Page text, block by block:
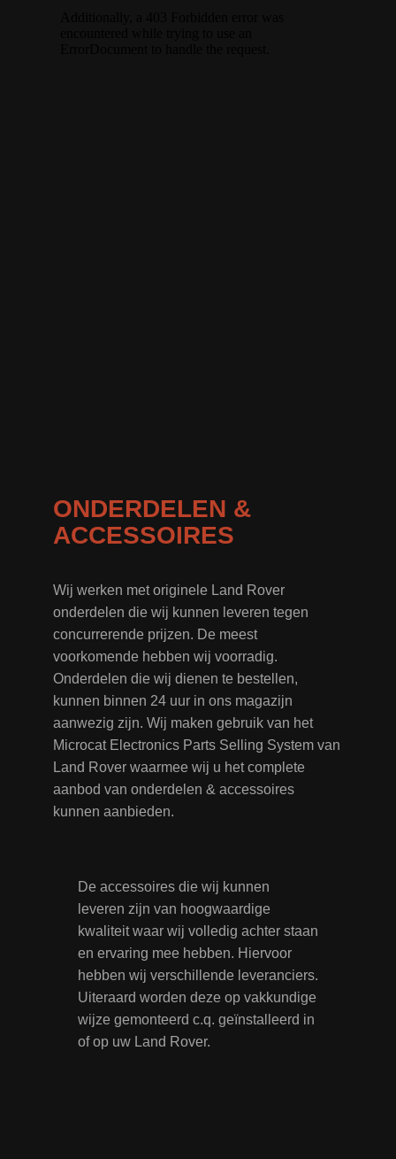
ONDERDELEN &
ACCESSOIRES
Wij werken met originele Land Rover
onderdelen die wij kunnen leveren tegen
concurrerende prijzen. De meest
voorkomende hebben wij voorradig.
Onderdelen die wij dienen te bestellen,
kunnen binnen 24 uur in ons magazijn
aanwezig zijn. Wij maken gebruik van het
Microcat Electronics Parts Selling System van
Land Rover waarmee wij u het complete
aanbod van onderdelen & accessoires
kunnen aanbieden.
De accessoires die wij kunnen
leveren zijn van hoogwaardige
kwaliteit waar wij volledig achter staan
en ervaring mee hebben. Hiervoor
hebben wij verschillende leveranciers.
Uiteraard worden deze op vakkundige
wijze gemonteerd c.q. geïnstalleerd in
of op uw Land Rover.